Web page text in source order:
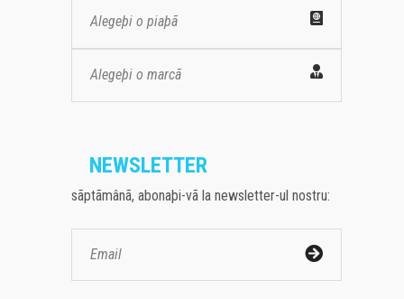
Alegeþi o piaþã
Alegeþi o marcã
NEWSLETTER
sãptãmânã, abonaþi-vã la newsletter-ul nostru: